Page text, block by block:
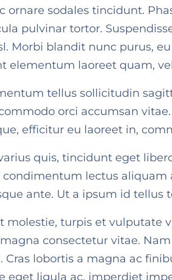
ornare sodales tincidunt.
pulvinar tortor.
Morbi blandit nunc purus,
elementum laoreet quam,
tellus sollicitudin
orci accumsan
efficitur eu laoreet in,
quis, tincidunt eget
lectus
ante. Ut a ipsum id
molestie, turpis et vulputate
consectetur vitae.
lobortis a magna ac
eget ligula ac, imperdiet